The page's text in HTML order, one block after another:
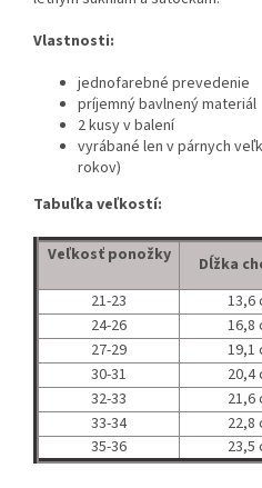
Vlastnosti:
jednofarebné prevedenie
príjemný bavlnený materiál
2 kusy v balení
vyrábané len v párnych
rokov)
Tabuľka veľkostí:
Veľkosť ponožky Dĺžka
21-23
13,6
24-26
16,8
27-29
19,1
30-31
20,4
32-33
21,6
33-34
22,8
35-36
23,5